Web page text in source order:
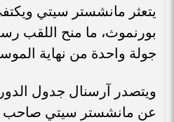
يتعثر مانشستر سيتي
بورنموث، ما منح اللقب
جولة واحدة من نهاية
ويتصدر آرسنال جدول
عن مانشستر سيتي صاحب